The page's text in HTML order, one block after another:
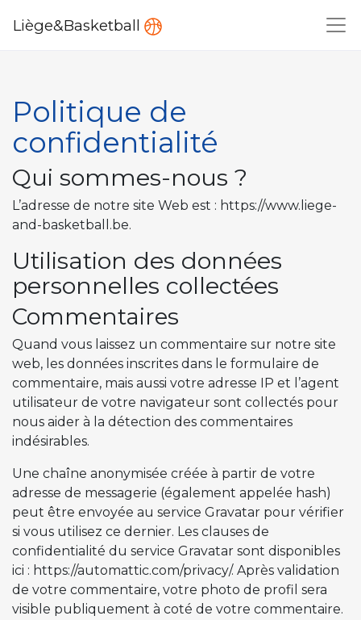
Liège&Basketball
Politique de
confidentialité
Qui sommes-nous ?
L’adresse de notre site Web est : https://www.liege-
and-basketball.be.
Utilisation des données
personnelles collectées
Commentaires
Quand vous laissez un commentaire sur notre site
web, les données inscrites dans le formulaire de
commentaire, mais aussi votre adresse IP et l’agent
utilisateur de votre navigateur sont collectés pour
nous aider à la détection des commentaires
indésirables.
Une chaîne anonymisée créée à partir de votre
adresse de messagerie (également appelée hash)
peut être envoyée au service Gravatar pour vérifier
si vous utilisez ce dernier. Les clauses de
confidentialité du service Gravatar sont disponibles
ici : https://automattic.com/privacy/. Après validation
de votre commentaire, votre photo de profil sera
visible publiquement à coté de votre commentaire.